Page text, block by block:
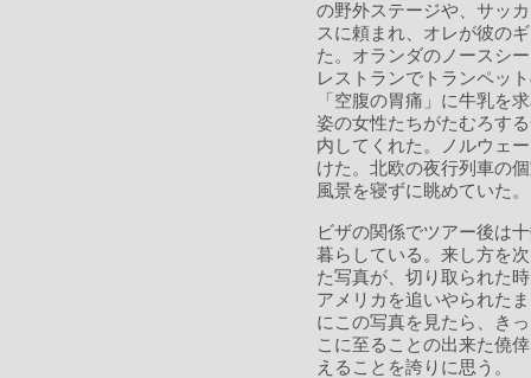
の野外ステージや、サッ
スに頼まれ、オレが彼の
た。オランダのノースシ
レストランでトランペッ
「空腹の胃痛」に牛乳を
姿の女性たちがたむろす
内してくれた。ノルウェ
けた。北欧の夜行列車の
風景を寝ずに眺めていた。
ビザの関係でツアー後は
暮らしている。来し方を
た写真が、切り取られた
アメリカを追いやられた
にこの写真を見たら、き
こに至ることの出来た僥
えることを誇りに思う。